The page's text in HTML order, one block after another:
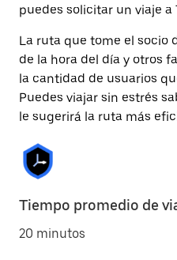
puedes solicitar un viaje a
La ruta que tome el socio
de la hora del día y otros
la cantidad de usuarios
Puedes viajar sin estrés
le sugerirá la ruta más
Tiempo promedio de
20 minutos